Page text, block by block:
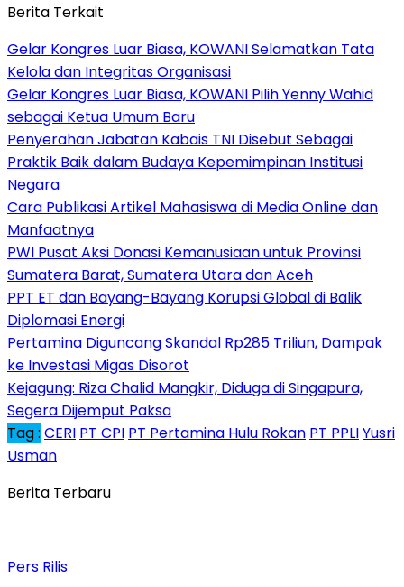
Berita Terkait
Gelar Kongres Luar Biasa, KOWANI Selamatkan Tata
Kelola dan Integritas Organisasi
Gelar Kongres Luar Biasa, KOWANI Pilih Yenny Wahid
sebagai Ketua Umum Baru
Penyerahan Jabatan Kabais TNI Disebut Sebagai
Praktik Baik dalam Budaya Kepemimpinan Institusi
Negara
Cara Publikasi Artikel Mahasiswa di Media Online dan
Manfaatnya
PWI Pusat Aksi Donasi Kemanusiaan untuk Provinsi
Sumatera Barat, Sumatera Utara dan Aceh
PPT ET dan Bayang-Bayang Korupsi Global di Balik
Diplomasi Energi
Pertamina Diguncang Skandal Rp285 Triliun, Dampak
ke Investasi Migas Disorot
Kejagung: Riza Chalid Mangkir, Diduga di Singapura,
Segera Dijemput Paksa
Tag : CERI PT CPI PT Pertamina Hulu Rokan PT PPLIYusri
Usman
Berita Terbaru
Pers Rilis